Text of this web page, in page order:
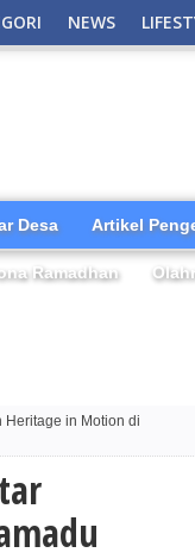
NEWS
Desa Artikel
Ramadhan
Heritage in Motion di